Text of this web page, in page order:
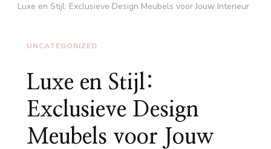
Luxe en Stijl: Exclusieve Design Meubels voor Jouw Interieur
UNCATEGORIZED
Luxe en Stijl:
Exclusieve Design
Meubels voor Jouw